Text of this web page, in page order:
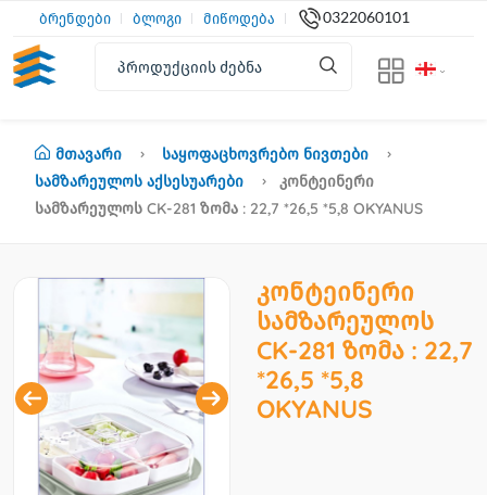
ბრენდები ბლოგი მიწოდება 0322060101
Მთავარი
Საყოფაცხოვრებო Ნივთები
Სამზარეულოს Აქსესუარები
Კონტეინერი
Სამზარეულოს CK-281 Ზომა : 22,7 *26,5 *5,8 OKYANUS
კონტეინერი
სამზარეულოს
CK-281 ზომა : 22,7
*26,5 *5,8
OKYANUS